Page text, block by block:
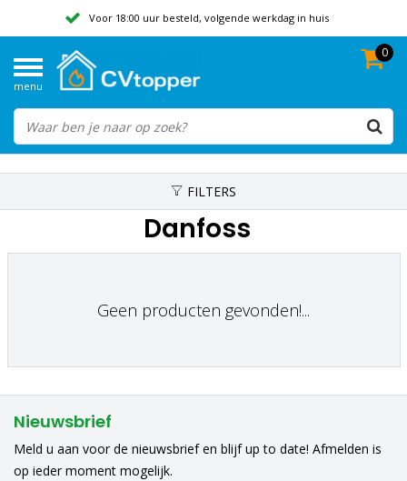
Voor 18:00 uur besteld, volgende werkdag in huis
Beoordeeld met een 9,8
menu
0
FILTERS
Danfoss
Geen producten gevonden!...
Nieuwsbrief
Meld u aan voor de nieuwsbrief en blijf up to date! Afmelden is
op ieder moment mogelijk.